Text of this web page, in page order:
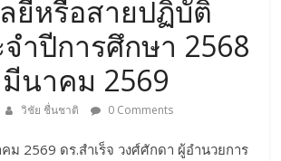
ยีหรือสายปฏิบัติ
ำปีการศึกษา 2568
นาคม 2569
วิชัย ชื่นชาติ 0 Comments
ม 2569 ดร.สำเร็จ วงศ์ศักดา ผู้อำนวยการ